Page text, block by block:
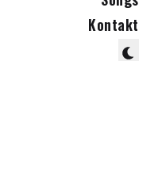
Kontakt